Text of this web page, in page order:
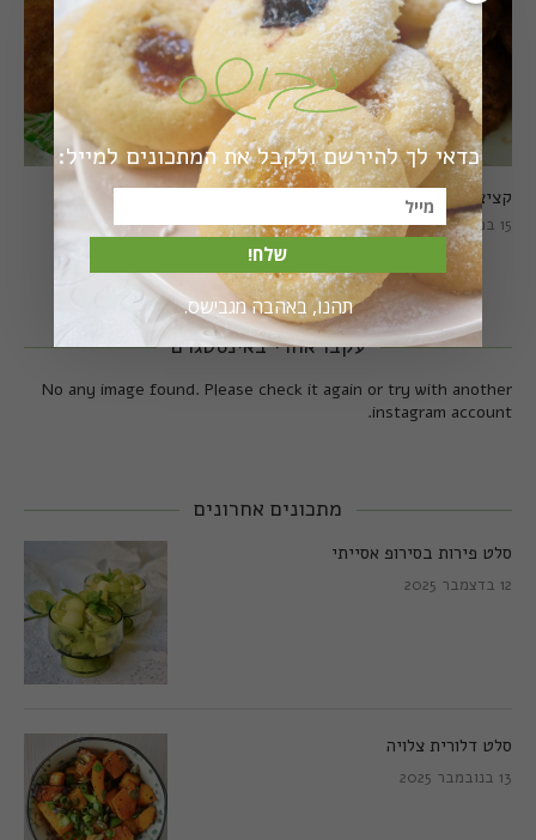
קציצות כרישה טבעוניות
מושלמות
20 במרץ 2018
קציצות כרישה מושלמות
15 במרץ 2018
עקבו אחרי באינסטגרם
No any image found. Please check it again or try with another
instagram account.
מתכונים אחרונים
סלט פירות בסירופ אסייתי
12 בדצמבר 2025
סלט דלורית צלויה
13 בנובמבר 2025
כדאי לך להירשם ולקבל את המתכונים למייל:
שלח!
תהנו, באהבה מגבישס.